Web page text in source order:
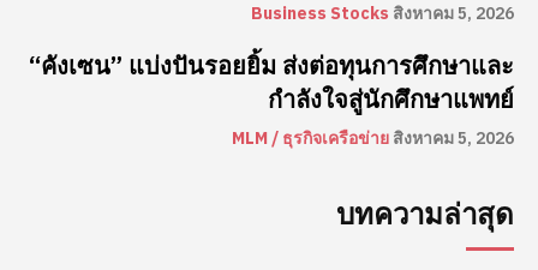
Business Stocks สิงหาคม 5, 2026
“คังเซน” แบ่งปันรอยยิ้ม ส่งต่อทุนการศึกษาและ
กำลังใจสู่นักศึกษาแพทย์
MLM / ธุรกิจเครือข่ายสิงหาคม 5, 2026
บทความล่าสุด